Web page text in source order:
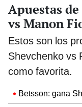
Apuestas
vs Manon
Estos son los
Shevchenko vs
como favorita.
Betsson: gana